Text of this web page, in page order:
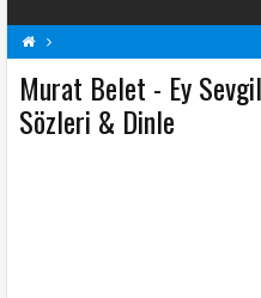
Ey Sevgili Peygamberimiz Şarkı Sözleri
Şarkı Sözleri
Murat Belet - Ey
Sözleri & Dinle